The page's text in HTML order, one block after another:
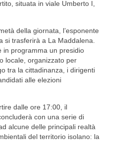
situata in viale Umberto I,
della giornata, l’esponente
si trasferirà a La Maddalena.
in programma un presidio
locale, organizzato per
tra la cittadinanza, i dirigenti
alle elezioni
dalle ore 17:00, il
con una serie di
alcune delle principali realtà
del territorio isolano: la